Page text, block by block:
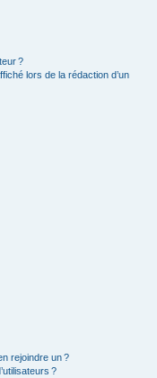
?
lors de la rédaction d’un
rejoindre un ?
?